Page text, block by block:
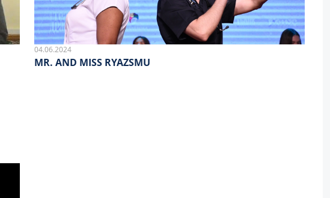
04.06.2024
MR. AND MISS RYAZSMU